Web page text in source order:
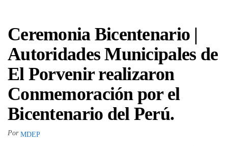
Ceremonia Bicentenario |
Autoridades Municipales de
El Porvenir realizaron
Conmemoración por el
Bicentenario del Perú.
Por MDEP